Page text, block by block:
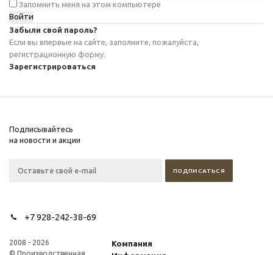
Запомнить меня на этом компьютере
Забыли свой пароль?
Если вы впервые на сайте, заполните, пожалуйста,
регистрационную форму.
Зарегистрироваться
Подписывайтесь
на новости и акции
+7 928-242-38-69
2008 - 2026
Компания